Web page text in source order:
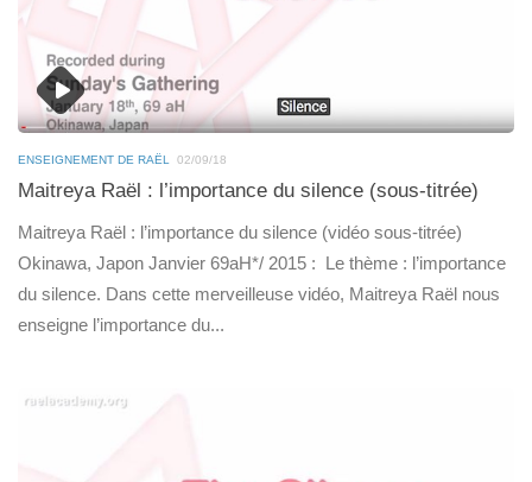
ENSEIGNEMENT DE RAËL 02/09/18
Maitreya Raël : l’importance du silence (sous-titrée)
Maitreya Raël : l’importance du silence (vidéo sous-titrée)
Okinawa, Japon Janvier 69aH*/ 2015 : Le thème : l’importance
du silence. Dans cette merveilleuse vidéo, Maitreya Raël nous
enseigne l’importance du...